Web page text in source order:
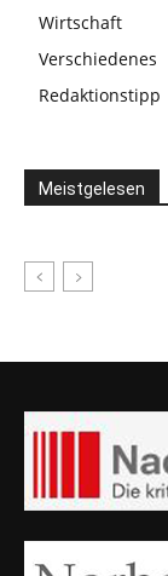
Wirtschaft
Verschiedenes
Redaktionstipp
Meistgelesen